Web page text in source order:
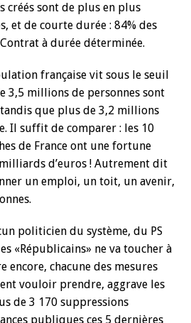
créés sont de plus en plus
et de courte durée : 84% des
à durée déterminée.
française vit sous le seuil
3,5 millions de personnes sont
que plus de 3,2 millions
Il suffit de comparer : les 10
de France ont une fortune
d’euros ! Autrement dit
un emploi, un toit, un avenir,
politicien du système, du PS
«Républicains» ne va toucher à
encore, chacune des mesures
vouloir prendre, aggrave les
de 3 170 suppressions
publiques ces 5 dernières